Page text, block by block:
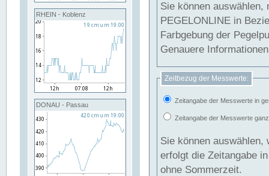
RHEIN - Koblenz
DONAU - Passau
Sie können
PEGELONLINE in Beziehung
Farbgebung der
Genauere
Zeitbezug der Messwerte:
Zeitangabe der Messwerte in
Zeitangabe der Messwerte
Sie können auswählen,
erfolgt die Zeitangabe
ohne Sommerzeit.